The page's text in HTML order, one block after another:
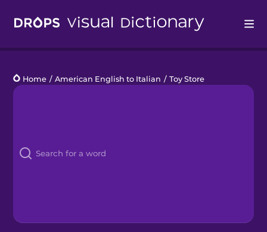
Languages
Kahoot!
Home / American English to Italian / Toy Store